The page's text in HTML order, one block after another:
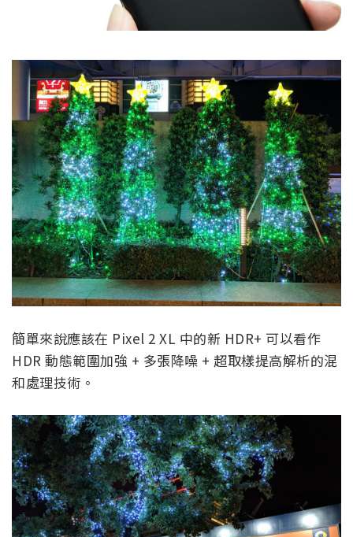
簡單來說應該在 Pixel 2 XL 中的新 HDR+ 可以看作
HDR 動態範圍加強 + 多張降噪 + 超取樣提高解析的混
和處理技術。